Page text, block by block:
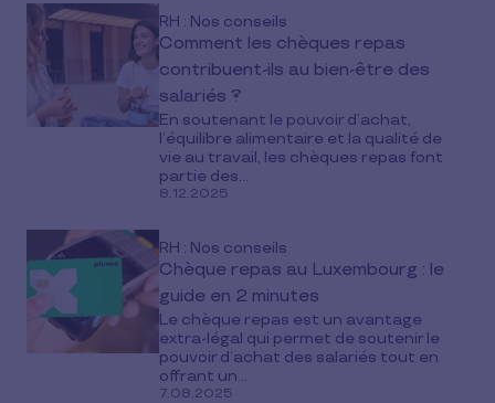
RH : Nos conseils
Comment les chèques repas
contribuent-ils au bien-être des
salariés ?
En soutenant le pouvoir d’achat,
l’équilibre alimentaire et la qualité de
vie au travail, les chèques repas font
partie des...
8.12.2025
RH : Nos conseils
Chèque repas au Luxembourg : le
guide en 2 minutes
Le chèque repas est un avantage
extra-légal qui permet de soutenir le
pouvoir d’achat des salariés tout en
offrant un...
7.08.2025